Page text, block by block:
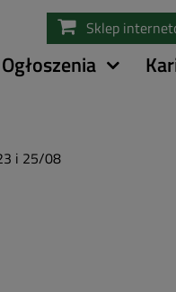
Sklep
Ogłoszenia
i 25/08